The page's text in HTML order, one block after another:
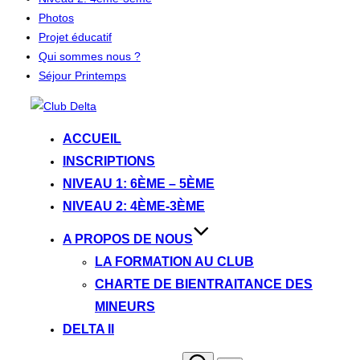
Photos
Projet éducatif
Qui sommes nous ?
Séjour Printemps
ACCUEIL
INSCRIPTIONS
NIVEAU 1: 6ÈME – 5ÈME
NIVEAU 2: 4ÈME-3ÈME
A PROPOS DE NOUS
LA FORMATION AU CLUB
CHARTE DE BIENTRAITANCE DES
MINEURS
DELTA II